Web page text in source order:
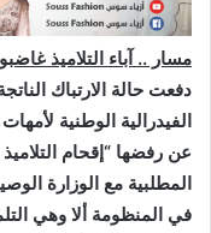
مسار .. آباء التلاميذ
دفعت حالة الارتباك
الفیدرالية الوطنية لأمهات
عن رفضها “إقحام
المطلبية مع الوزارة
في المنظومة ألا وهي